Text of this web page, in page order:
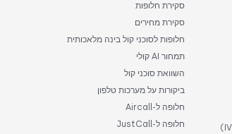
סקירת חלופות
סקירת מחירים
חלופות לסוכני קול בינה מלאכותית
תמחור AI קולי
השוואת סוכני קול
ביקורות על מערכות טלפון
חלופה ל-Aircall
חלופה ל-JustCall